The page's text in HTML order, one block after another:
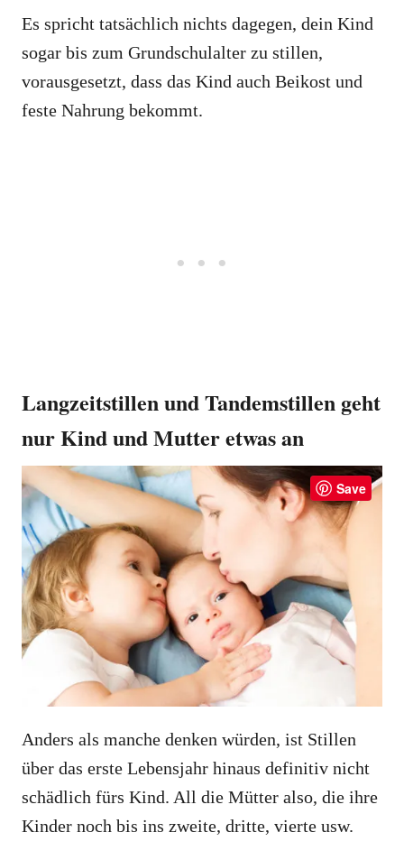
Es spricht tatsächlich nichts dagegen, dein Kind
sogar bis zum Grundschulalter zu stillen,
vorausgesetzt, dass das Kind auch Beikost und
feste Nahrung bekommt.
Langzeitstillen und Tandemstillen geht
nur Kind und Mutter etwas an
Save
Anders als manche denken würden, ist Stillen
über das erste Lebensjahr hinaus definitiv nicht
schädlich fürs Kind. All die Mütter also, die ihre
Kinder noch bis ins zweite, dritte, vierte usw.